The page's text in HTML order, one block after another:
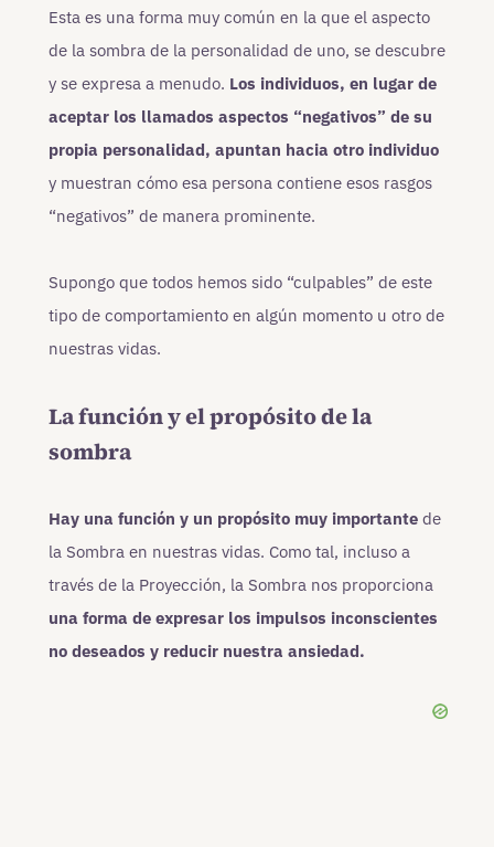
Esta es una forma muy común en la que el aspecto
de la sombra de la personalidad de uno, se descubre
y se expresa a menudo. Los individuos, en lugar de
aceptar los llamados aspectos “negativos” de su
propia personalidad, apuntan hacia otro individuo
y muestran cómo esa persona contiene esos rasgos
“negativos” de manera prominente.
Supongo que todos hemos sido “culpables” de este
tipo de comportamiento en algún momento u otro de
nuestras vidas.
La función y el propósito de la
sombra
Hay una función y un propósito muy importante de
la Sombra en nuestras vidas. Como tal, incluso a
través de la Proyección, la Sombra nos proporciona
una forma de expresar los impulsos inconscientes
no deseados y reducir nuestra ansiedad.